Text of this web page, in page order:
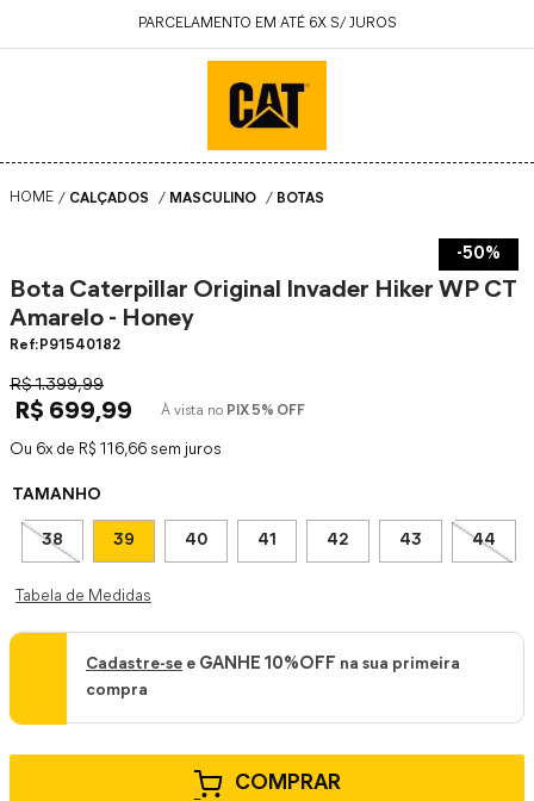
PARCELAMENTO EM ATÉ 6X S/ JUROS
CALÇADOS MASCULINO BOTAS
-50%
Bota Caterpillar Original Invader Hiker WP CT
Amarelo - Honey
: P91540182
R$ 1.399,99
R$ 699,99 À vista no PIX 5% OFF
Ou 6 de R$ 116,66 sem juros
TAMANHO
38 39 40 41 42 43 44
Tabela de Medidas
Cadastre-se e GANHE 10%OFF na sua primeira
compra